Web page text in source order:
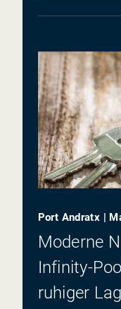
Port Andratx |
Moderne
Infinity-
ruhiger